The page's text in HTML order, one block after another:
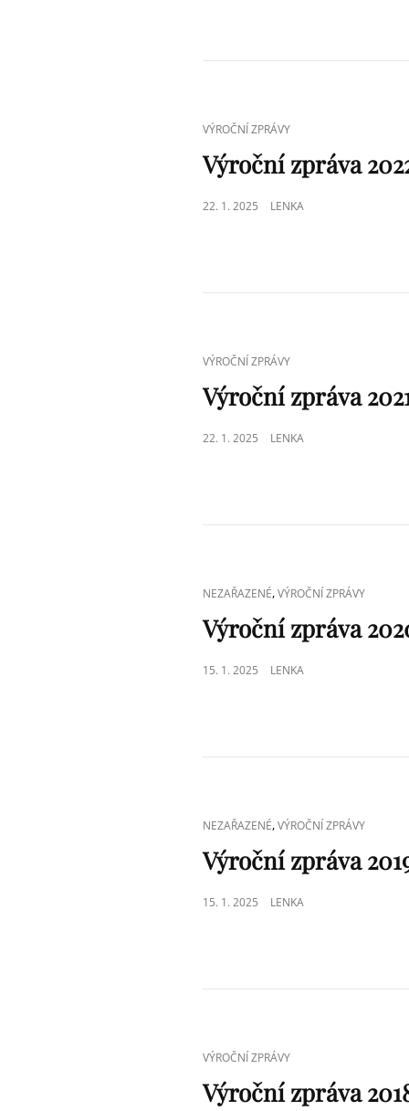
CAT
LINKS
VÝROČNÍ ZPRÁVY
Výroční zpráva
POSTED
22. 1. 2025 LENKA
CAT
LINKS
VÝROČNÍ ZPRÁVY
Výroční zpráva
POSTED
22. 1. 2025 LENKA
CAT
LINKS
NEZAŘAZENÉ,VÝROČNÍ ZPRÁVY
Výroční zpráva
POSTED
15. 1. 2025 LENKA
CAT
LINKS
NEZAŘAZENÉ,VÝROČNÍ ZPRÁVY
Výroční zpráva
POSTED
15. 1. 2025 LENKA
CAT
LINKS
VÝROČNÍ ZPRÁVY
Výroční zpráva